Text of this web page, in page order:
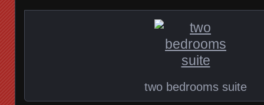
two bedrooms suite